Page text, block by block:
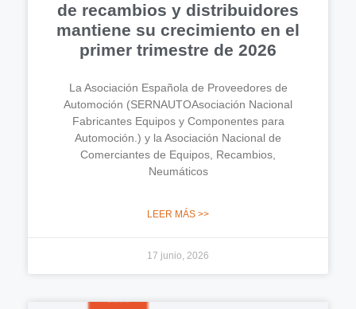
de recambios y distribuidores
mantiene su crecimiento en el
primer trimestre de 2026
La Asociación Española de Proveedores de
Automoción (SERNAUTOAsociación Nacional
Fabricantes Equipos y Componentes para
Automoción.) y la Asociación Nacional de
Comerciantes de Equipos, Recambios,
Neumáticos
LEER MÁS >>
17 junio, 2026